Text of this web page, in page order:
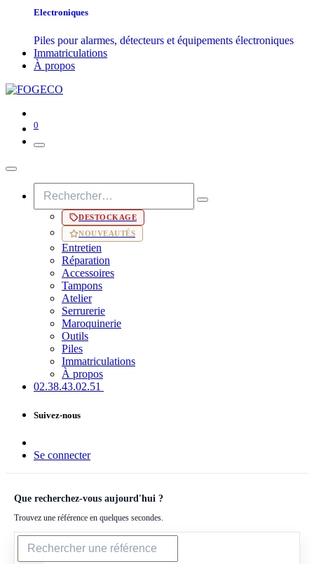
Electroniques
Piles pour alarmes, détecteurs et équipements électroniques
Immatriculations
À propos
0
DESTOCKAGE
NOUVEAUTÉS
Entretien
Réparation
Accessoires
Tampons
Atelier
Serrurerie
Maroquinerie
Outils
Piles
Immatriculations
À propos
02.38.43​.02.51
Suivez-nous
Se connecter
Que recherchez-vous aujourd'hui ?
Trouvez une référence en quelques secondes.